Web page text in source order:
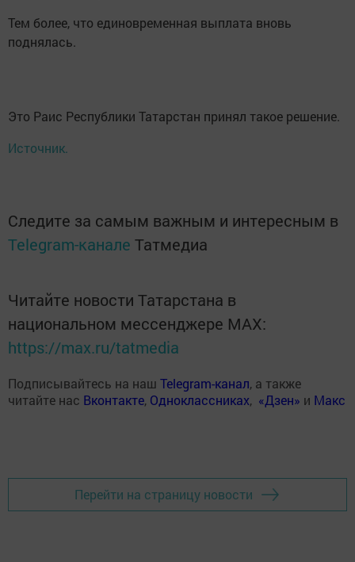
Тем более, что единовременная выплата вновь
поднялась.
Это Раис Республики Татарстан принял такое решение.
Источник.
Следите за самым важным и интересным в
Telegram-канале Татмедиа
Читайте новости Татарстана в
национальном мессенджере MАХ:
https://max.ru/tatmedia
Подписывайтесь на наш Telegram-канал, а также
читайте нас Вконтакте, Одноклассниках, «Дзен» и Макс
Перейти на страницу новости